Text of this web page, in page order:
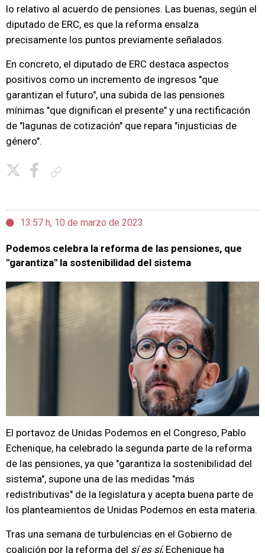
lo relativo al acuerdo de pensiones. Las buenas, según el
diputado de ERC, es que la reforma ensalza
precisamente los puntos previamente señalados.
En concreto, el diputado de ERC destaca aspectos
positivos como un incremento de ingresos "que
garantizan el futuro", una subida de las pensiones
mínimas "que dignifican el presente" y una rectificación
de "lagunas de cotización" que repara "injusticias de
género".
13:57 h, 10 de marzo de 2023
Podemos celebra la reforma de las pensiones, que
"garantiza" la sostenibilidad del sistema
El portavoz de Unidas Podemos en el Congreso, Pablo
Echenique, ha celebrado la segunda parte de la reforma
de las pensiones, ya que "garantiza la sostenibilidad del
sistema", supone una de las medidas "más
redistributivas" de la legislatura y acepta buena parte de
los planteamientos de Unidas Podemos en esta materia.
Tras una semana de turbulencias en el Gobierno de
coalición por la reforma del sí es sí, Echenique ha